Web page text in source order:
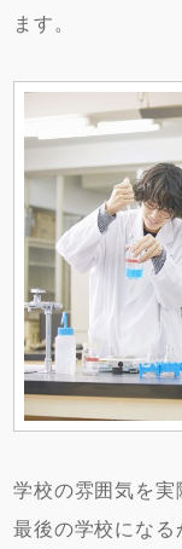
ます。
学校の雰囲気を実
最後の学校になる